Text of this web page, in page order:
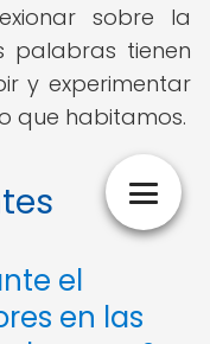
sobre la
palabras tienen
y experimentar
que habitamos.
el
en las